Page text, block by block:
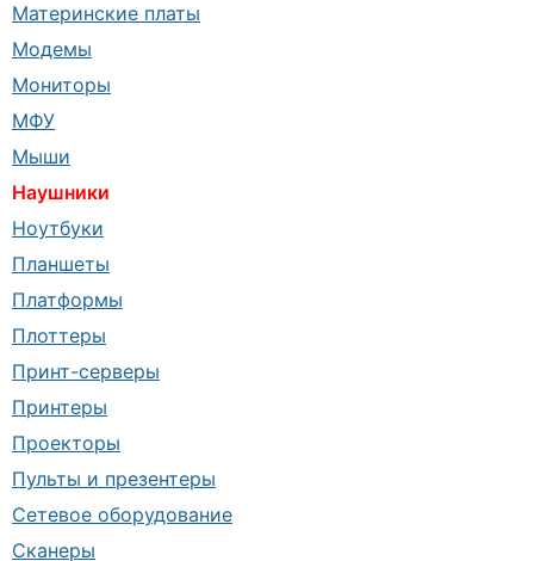
Материнские платы
Модемы
Мониторы
МФУ
Мыши
Наушники
Ноутбуки
Планшеты
Платформы
Плоттеры
Принт-серверы
Принтеры
Проекторы
Пульты и презентеры
Сетевое оборудование
Сканеры